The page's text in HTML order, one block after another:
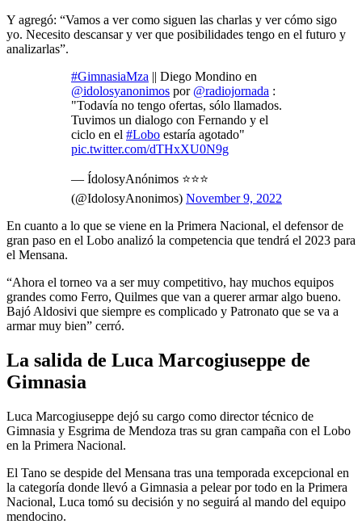
Y agregó: “Vamos a ver como siguen las charlas y ver cómo sigo
yo. Necesito descansar y ver que posibilidades tengo en el futuro y
analizarlas”.
#GimnasiaMza || Diego Mondino en
@idolosyanonimos por @radiojornada :
"Todavía no tengo ofertas, sólo llamados.
Tuvimos un dialogo con Fernando y el
ciclo en el #Lobo estaría agotado"
pic.twitter.com/dTHxXU0N9g
— ÍdolosyAnónimos ⭐⭐⭐
(@IdolosyAnonimos) November 9, 2022
En cuanto a lo que se viene en la Primera Nacional, el defensor de
gran paso en el Lobo analizó la competencia que tendrá el 2023 para
el Mensana.
“Ahora el torneo va a ser muy competitivo, hay muchos equipos
grandes como Ferro, Quilmes que van a querer armar algo bueno.
Bajó Aldosivi que siempre es complicado y Patronato que se va a
armar muy bien” cerró.
La salida de Luca Marcogiuseppe de
Gimnasia
Luca Marcogiuseppe dejó su cargo como director técnico de
Gimnasia y Esgrima de Mendoza tras su gran campaña con el Lobo
en la Primera Nacional.
El Tano se despide del Mensana tras una temporada excepcional en
la categoría donde llevó a Gimnasia a pelear por todo en la Primera
Nacional, Luca tomó su decisión y no seguirá al mando del equipo
mendocino.